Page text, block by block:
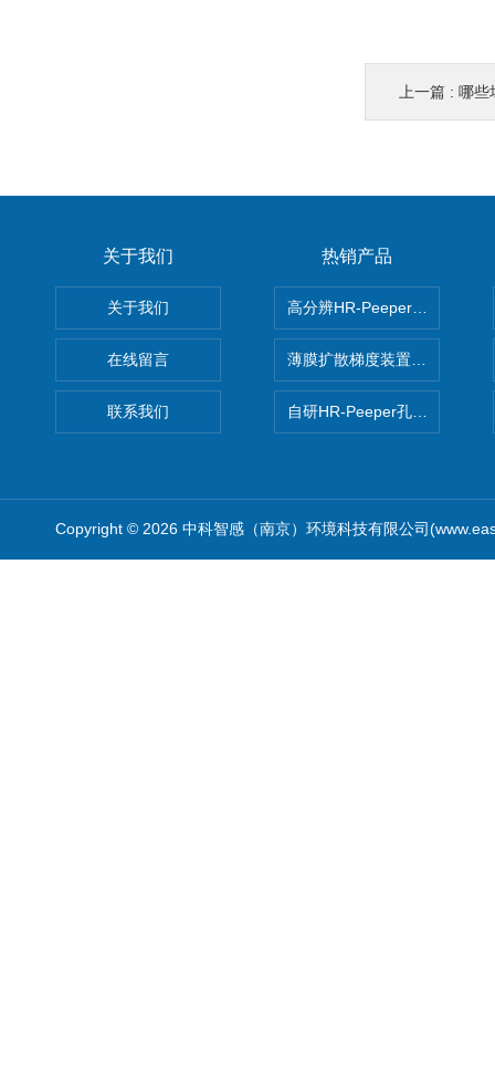
上一篇 : 哪些场
关于我们
关于我们
在线留言
联系我们
热销产品
高分辨HR-Peeper采样器孔隙
薄膜扩散梯度装置 Agl DGT
自研HR-Peeper孔隙水采样器
Copyright © 2026 中科智感（南京）环境科技有限公司